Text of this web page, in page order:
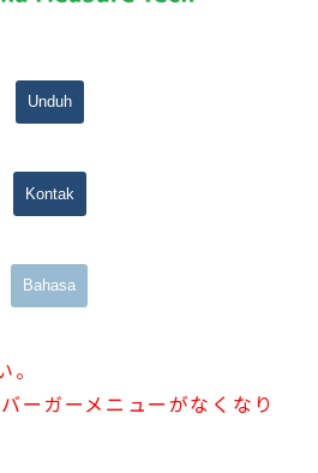
Unduh
Kontak
Bahasa
ーガーメニューがなくなり